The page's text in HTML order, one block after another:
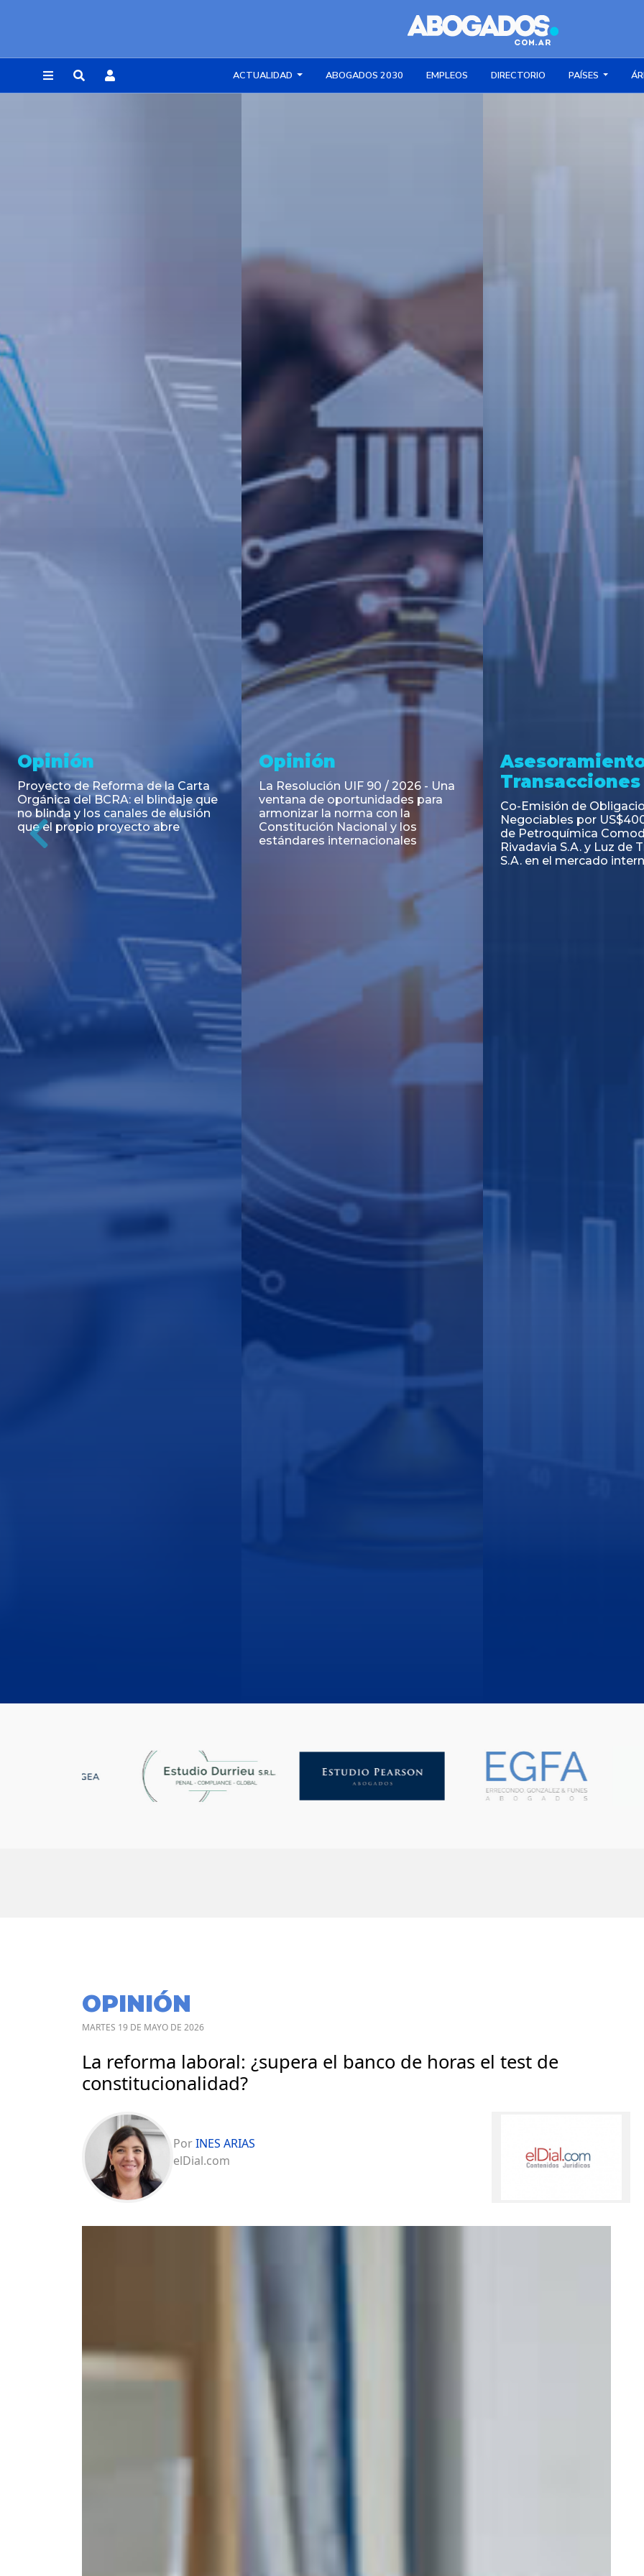
ACTUALIDAD ABOGADOS 2030 EMPLEOS DIRECTORIO PAÍSES
Noticia
RESOLUCIÓN 271/2026 de la
SECRETARIA DE COORDINACIÓN
DE PRODUCCIÓN: Actualización y
unificación de las advertencias
obligatorias en la publicidad de
juegos y apuestas en...
Asesoramiento y
Transacciones
Emisión de Obligaciones
Negociables Clase E de Central
Puerto S.A. por un Valor Nominal
de U$S 98.897.303
Transacciones
PAGBAM asesoró a
autorización para la
de los Certificados de
del Fideicomiso
Inmobiliario "Espacio
Previous
OPINIÓN
MARTES 19 DE MAYO DE 2026
La reforma laboral: ¿supera el banco de horas el test de
constitucionalidad?
PorINES ARIAS
elDial.com